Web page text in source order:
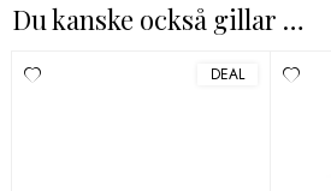
Du kanske också gillar …
DEAL